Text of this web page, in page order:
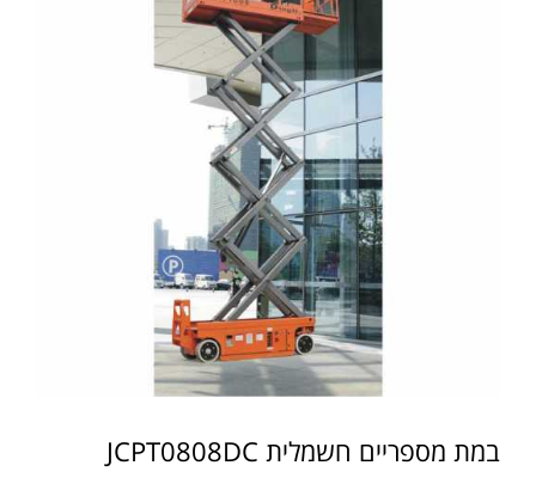
במת מספריים חשמלית JCPT0808DC